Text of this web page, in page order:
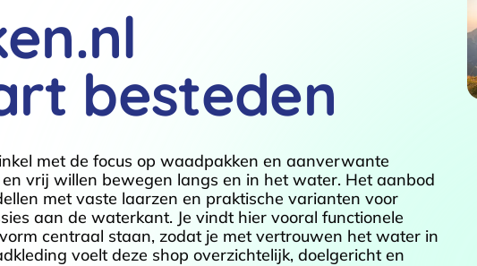
besteden
met de focus op waadpakken en aanverwante
vrij willen bewegen langs en in het water. Het aanbod
met vaste laarzen en praktische varianten voor
aan de waterkant. Je vindt hier vooral functionele
centraal staan, zodat je met vertrouwen het water in
voelt deze shop overzichtelijk, doelgericht en